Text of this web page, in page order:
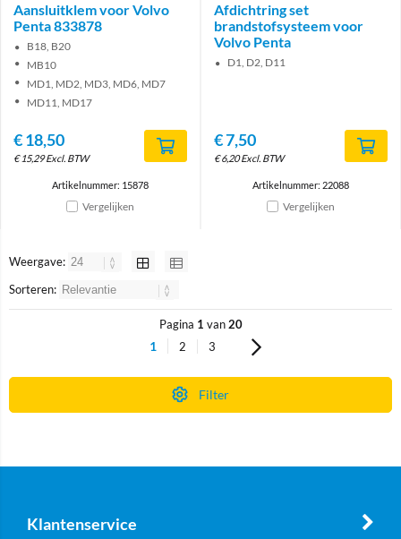
Aansluitklem voor Volvo
Penta 833878
B18, B20
MB10
MD1, MD2, MD3, MD6, MD7
MD11, MD17
€18,50
€15,29 Excl. BTW
Artikelnummer: 15878
Vergelijken
Afdichtring set
brandstofsysteem voor
Volvo Penta
D1, D2, D11
€7,50
€6,20 Excl. BTW
Artikelnummer: 22088
Vergelijken
Weergave:
Sorteren:
Pagina 1 van20
1 2 3
Filter
Klantenservice